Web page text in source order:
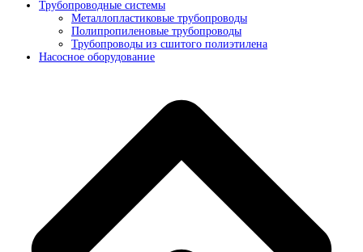
Трубопроводные системы
Металлопластиковые трубопроводы
Полипропиленовые трубопроводы
Трубопроводы из сшитого полиэтилена
Насосное оборудование